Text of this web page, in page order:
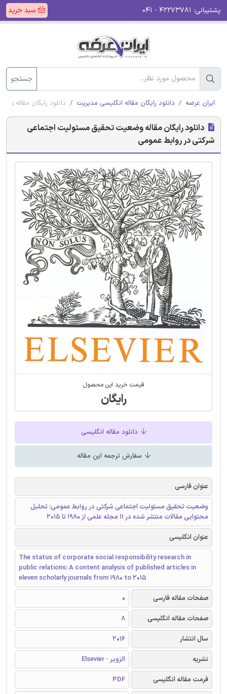
پشتیبانی: سبد خرید
جستجو
ایران عرضه دانلود رایگان مقاله انگلیسی مدیریت دانلود رایگان مقاله
دانلود رایگان مقاله وضعیت تحقیق مسئولیت اجتماعی
شرکتی در روابط عمومی
قیمت خرید این محصول
رایگان
دانلود مقاله انگلیسی
سفارش ترجمه این مقاله
عنوان فارسی
وضعیت تحقیق مسئولیت اجتماعی شرکتی در روابط عمومی: تحلیل
محتوایی مقالات منتشر شده در 11 مجله علمی از 1980 تا 2015
عنوان انگلیسی
The status of corporate social responsibility research in
public relations: A content analysis of published articles in
eleven scholarly journals from 1980 to 2015
صفحات مقاله فارسی
0
صفحات مقاله انگلیسی
8
سال انتشار
2016
نشریه
الزویر - Elsevier
فرمت مقاله انگلیسی
PDF